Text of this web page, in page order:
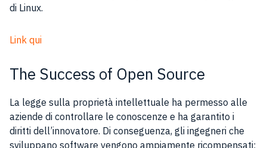
di Linux.
Link qui
The Success of Open Source
La legge sulla proprietà intellettuale ha permesso alle
aziende di controllare le conoscenze e ha garantito i
diritti dell’innovatore. Di conseguenza, gli ingegneri che
sviluppano software vengono ampiamente ricompensati;